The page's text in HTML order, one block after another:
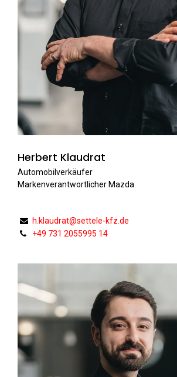
Herbert Klaudrat
Automobilverkäufer
Markenverantwortlicher Mazda
h.klaudrat@settele-kfz.de
+49 731 2055995 14